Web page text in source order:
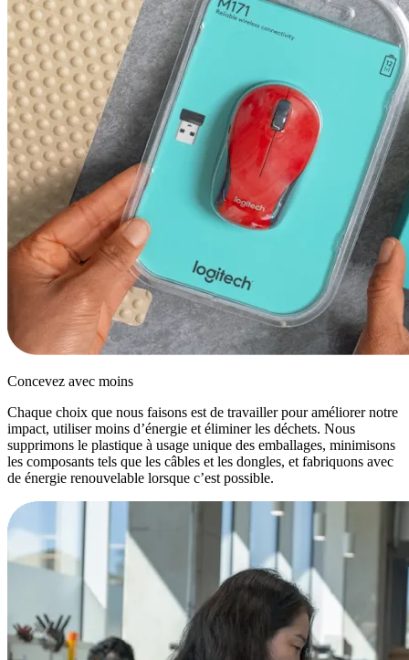
Concevez avec moins
Chaque choix que nous faisons est de travailler pour améliorer notre
impact, utiliser moins d’énergie et éliminer les déchets. Nous
supprimons le plastique à usage unique des emballages, minimisons
les composants tels que les câbles et les dongles, et fabriquons avec
de énergie renouvelable lorsque c’est possible.